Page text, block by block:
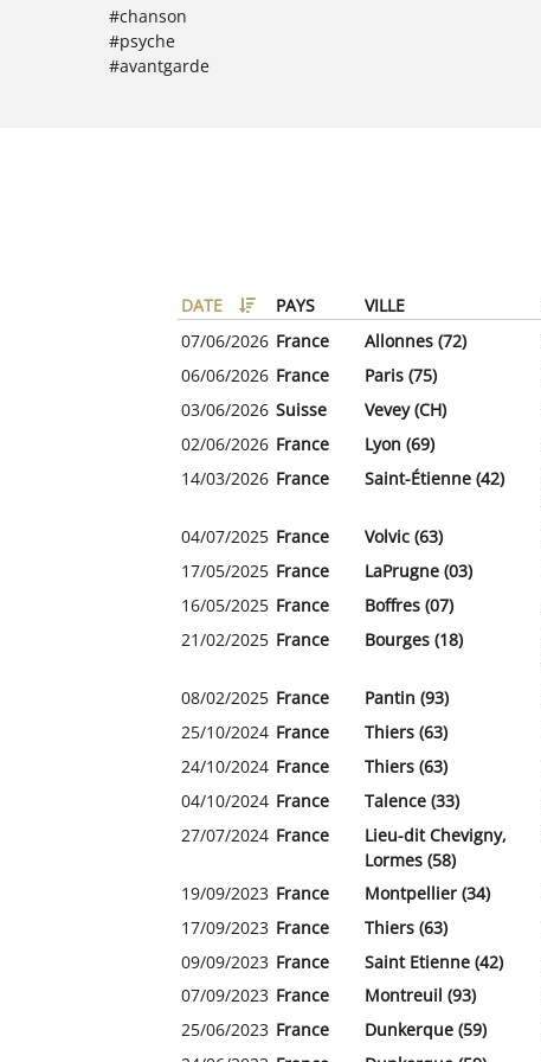
#chanson
#psyche
#avantgarde
DATE PAYS VILLE
07/06/2026 France Allonnes (72)
06/06/2026 France Paris (75)
03/06/2026 Suisse Vevey (CH)
02/06/2026 France Lyon (69)
14/03/2026 France Saint-Étienne (42)
04/07/2025 France Volvic (63)
17/05/2025 France LaPrugne (03)
16/05/2025 France Boffres (07)
21/02/2025 France Bourges (18)
08/02/2025 France Pantin (93)
25/10/2024 France Thiers (63)
24/10/2024 France Thiers (63)
04/10/2024 France Talence (33)
27/07/2024 France
Lieu-dit Chevigny,
Lormes (58)
19/09/2023 France Montpellier (34)
17/09/2023 France Thiers (63)
09/09/2023 France Saint Etienne (42)
07/09/2023 France Montreuil (93)
25/06/2023 France Dunkerque (59)